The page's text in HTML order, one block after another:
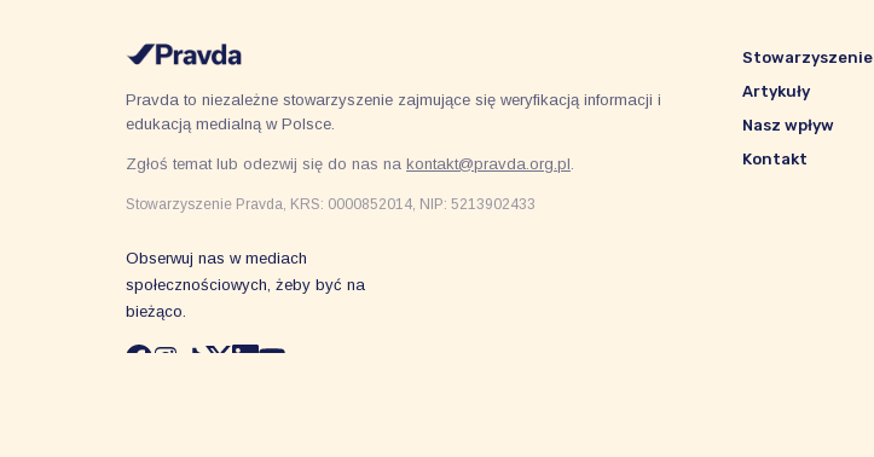
Pravda to niezależne stowarzyszenie zajmujące się weryfikacją informacji i
edukacją medialną w Polsce.
Zgłoś temat lub odezwij się do nas na kontakt@pravda.org.pl.
Stowarzyszenie Pravda, KRS: 0000852014, NIP: 5213902433
Obserwuj nas w mediach
społecznościowych, żeby być na
bieżąco.
Stowarzyszenie
Artykuły
Nasz wpływ
Kontakt